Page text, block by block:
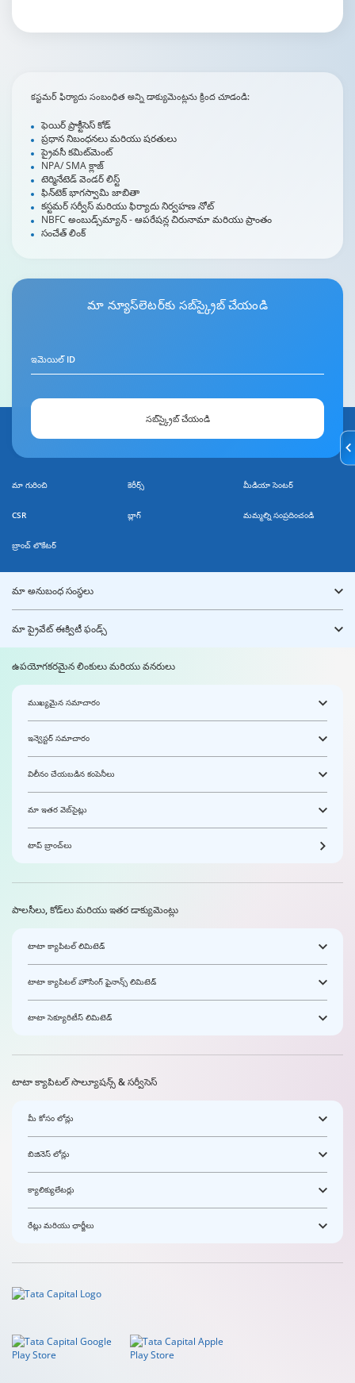
కస్టమర్ ఫిర్యాదు సంబంధిత అన్ని డాక్యుమెంట్లను క్రింద చూడండి:
ఫెయిర్ ప్రాక్టీసెస్ కోడ్
ప్రధాన నిబంధనలు మరియు షరతులు
ప్రైవసీ కమిట్‌మెంట్
NPA/ SMA క్లాజ్
టెర్మినేటెడ్ వెండర్ లిస్ట్
ఫిన్‌టెక్ భాగస్వామి జాబితా
కస్టమర్ సర్వీస్ మరియు ఫిర్యాదు నిర్వహణ నోట్
NBFC అంబుడ్స్‌మ్యాన్ - ఆపరేషన్ల చిరునామా మరియు ప్రాంతం
సంచేత్ లింక్
మా న్యూస్‌లెటర్కు సబ్‌స్క్రైబ్ చేయండి
ఇమెయిల్ ID
సబ్‌స్క్రైబ్ చేయండి
మా గురించి కెరీర్స్ మీడియా సెంటర్
CSR బ్లాగ్ మమ్మల్ని సంప్రదించండి
బ్రాంచ్ లొకేటర్
మా అనుబంధ సంస్థలు
మా ప్రైవేట్ ఈక్విటీ ఫండ్స్
ఉపయోగకరమైన లింకులు మరియు వనరులు
ముఖ్యమైన సమాచారం
ఇన్వెస్టర్ సమాచారం
విలీనం చేయబడిన కంపెనీలు
మా ఇతర వెబ్‌సైట్లు
టాప్ బ్రాంచ్‌లు
పాలసీలు, కోడ్‌లు మరియు ఇతర డాక్యుమెంట్లు
టాటా క్యాపిటల్ లిమిటెడ్
టాటా క్యాపిటల్ హౌసింగ్ ఫైనాన్స్ లిమిటెడ్
టాటా సెక్యూరిటీస్ లిమిటెడ్
టాటా క్యాపిటల్ సొల్యూషన్స్ & సర్వీసెస్
మీ కోసం లోన్లు
బిజినెస్ లోన్లు
క్యాలిక్యులేటర్లు
రేట్లు మరియు ఛార్జీలు